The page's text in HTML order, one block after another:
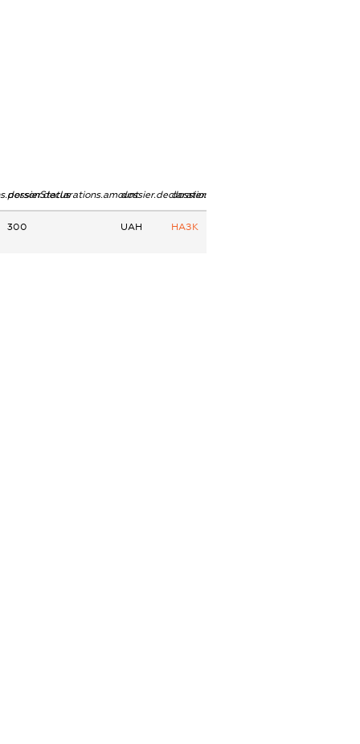
dossier.declarations.amountdossier.declarations.currency
dossier.declarations.source
300 UAH НАЗК